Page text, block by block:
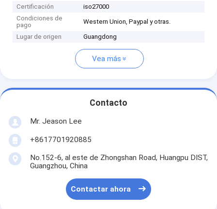
Certificación
iso27000
Condiciones de
pago
Western Union, Paypal y otras.
Lugar de origen Guangdong
Vea más
Contacto
Mr. Jeason Lee
+8617701920885
No.152-6, al este de Zhongshan Road, Huangpu DIST,
Guangzhou, China
Contactar ahora